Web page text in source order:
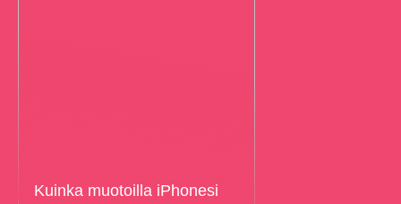
Kuinka muotoilla iPhonesi